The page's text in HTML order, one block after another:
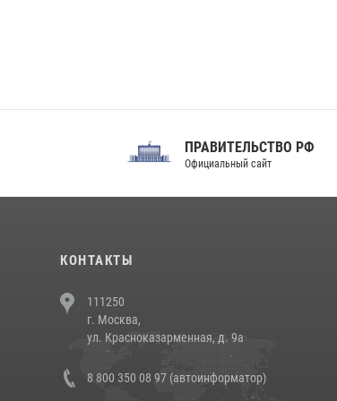
ПРАВИТЕЛЬСТВО РФ
Официальный сайт
КОНТАКТЫ
111250
г. Москва,
ул. Красноказарменная, д. 9а
8 800 350 08 97 (автоинформатор)